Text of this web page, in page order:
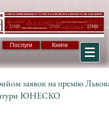
Послуги Книги
заявок на премію Львова
ЮНЕСКО